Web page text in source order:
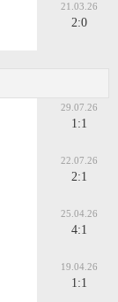
21.03.26
2:0
29.07.26
1:1
22.07.26
2:1
25.04.26
4:1
19.04.26
1:1